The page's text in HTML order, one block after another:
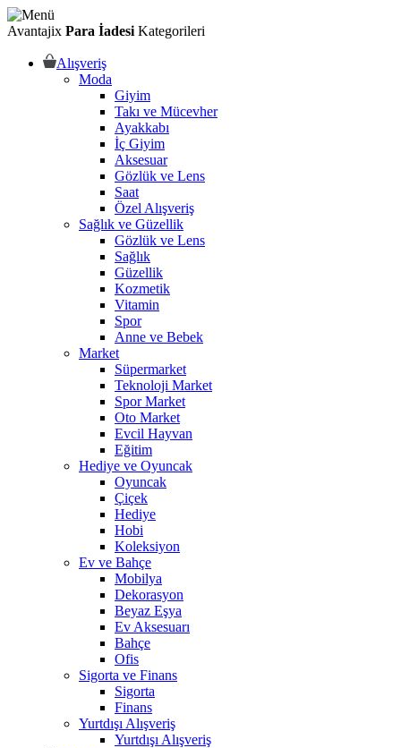
Avantajix Para İadesi Kategorileri
Alışveriş
Moda
Giyim
Takı ve Mücevher
Ayakkabı
İç Giyim
Aksesuar
Gözlük ve Lens
Saat
Özel Alışveriş
Sağlık ve Güzellik
Gözlük ve Lens
Sağlık
Güzellik
Kozmetik
Vitamin
Spor
Anne ve Bebek
Market
Süpermarket
Teknoloji Market
Spor Market
Oto Market
Evcil Hayvan
Eğitim
Hediye ve Oyuncak
Oyuncak
Çiçek
Hediye
Hobi
Koleksiyon
Ev ve Bahçe
Mobilya
Dekorasyon
Beyaz Eşya
Ev Aksesuarı
Bahçe
Ofis
Sigorta ve Finans
Sigorta
Finans
Yurtdışı Alışveriş
Yurtdışı Alışveriş